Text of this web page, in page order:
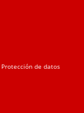
Protección de datos